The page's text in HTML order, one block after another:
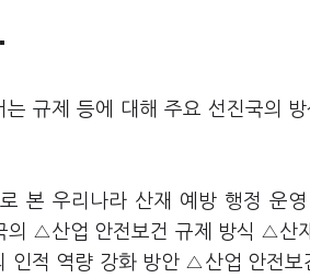
규제 등에 대해 주요 선진국의
본 우리나라 산재 예방 행정 운
의 △산업 안전보건 규제 방식 △산
적 역량 강화 방안 △산업 안전보